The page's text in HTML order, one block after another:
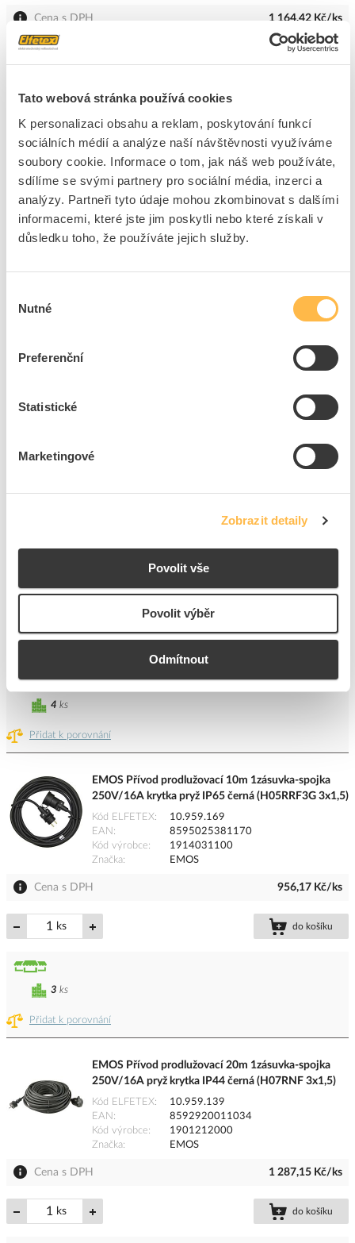
Tato webová stránka používá cookies
K personalizaci obsahu a reklam, poskytování funkcí
sociálních médií a analýze naší návštěvnosti využíváme
soubory cookie. Informace o tom, jak náš web používáte,
sdílíme se svými partnery pro sociální média, inzerci a
analýzy. Partneři tyto údaje mohou zkombinovat s dalšími
informacemi, které jste jim poskytli nebo které získali v
důsledku toho, že používáte jejich služby.
souhlasu
Nutné
Preferenční
Statistické
Marketingové
Zobrazit detaily
Povolit vše
Povolit výběr
Odmítnout
Cena s DPH 1 164,42 Kč/ks
10 ks
EMOS Přívod prodlužovací 20m 1zásuvka-spojka
5P/400V/16A 3fázový IP44 černá (CGSG 5C × 2,5
H05RRF)
3 482,84 Kč/ks
ks do košíku
Přidat k porovnání
EMOS Přívod prodlužovací 30m 1zásuvka-spojka
Kód ELFETEX
10.959.140
8592920011041
Značka
EMOS
Přidat k porovnání
4 ks
EMOS Přívod prodlužovací 10m 1zásuvka-spojka
250V/16A­ krytka pryž IP65 černá (H05RRF3G 3x1,5)
Kód ELFETEX
10.959.169
EAN
8595025381170
Kód výrobce
1914031100
Značka
EMOS
Cena s DPH 956,17 Kč/ks
ks do košíku
Přidat k porovnání
3 ks
EMOS Přívod prodlužovací 20m 1zásuvka-spojka
250V/16A pryž krytka IP44 černá (H07RNF 3x1,5)
Kód ELFETEX
10.959.139
EAN
8592920011034
Kód výrobce
1901212000
Značka
EMOS
Cena s DPH 1 287,15 Kč/ks
ks do košíku